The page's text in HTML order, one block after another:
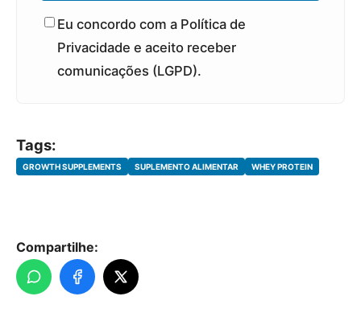
Eu concordo com a Política de
Privacidade e aceito receber
comunicações (LGPD).
Tags:
GROWTH SUPPLEMENTS SUPLEMENTO ALIMENTAR WHEY PROTEIN
Compartilhe: